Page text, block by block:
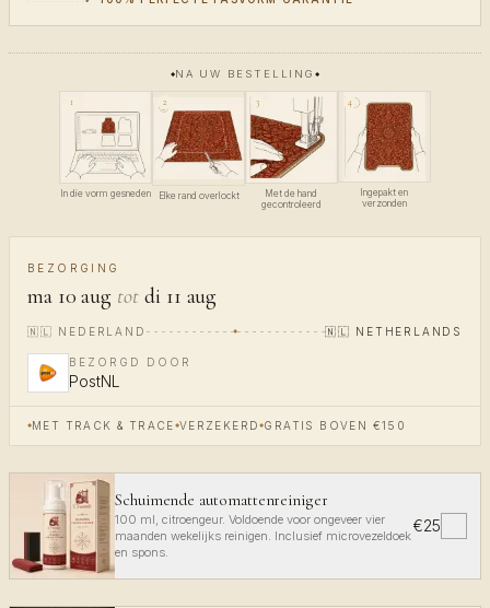
NA UW BESTELLING
1
In die vorm gesneden
2
Elke rand overlockt
3
Met de hand
gecontroleerd
4
Ingepakt en
verzonden
BEZORGING
ma 10 aug tot di 11 aug
🇳🇱 NEDERLAND 🇳🇱 NETHERLANDS
BEZORGD DOOR
PostNL
MET TRACK & TRACE VERZEKERD GRATIS BOVEN €150
Schuimende automattenreiniger
100 ml, citroengeur. Voldoende voor ongeveer vier
maanden wekelijks reinigen. Inclusief microvezeldoek
en spons.
€25